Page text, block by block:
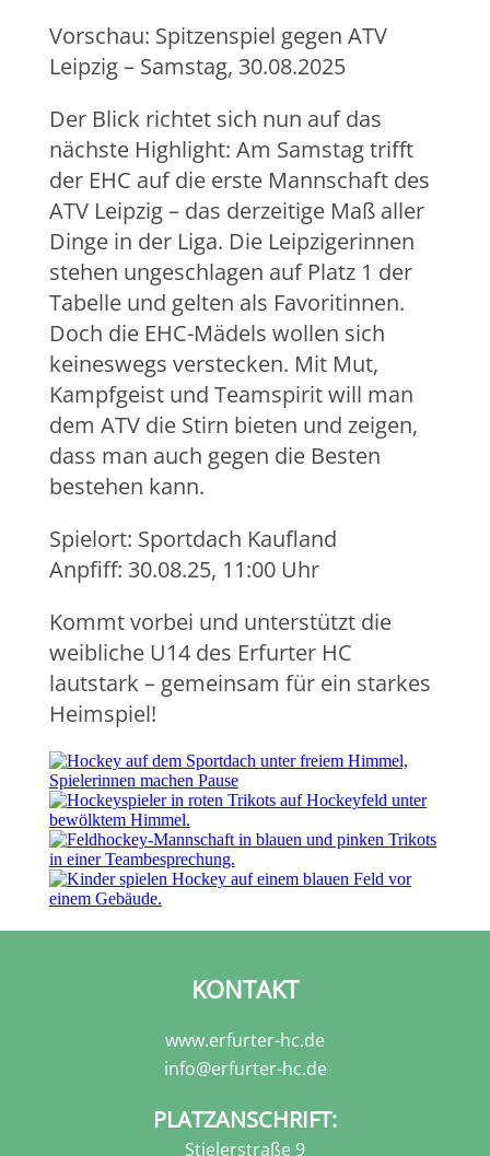
Vorschau: Spitzenspiel gegen ATV
Leipzig – Samstag, 30.08.2025
Der Blick richtet sich nun auf das
nächste Highlight: Am Samstag trifft
der EHC auf die erste Mannschaft des
ATV Leipzig – das derzeitige Maß aller
Dinge in der Liga. Die Leipzigerinnen
stehen ungeschlagen auf Platz 1 der
Tabelle und gelten als Favoritinnen.
Doch die EHC-Mädels wollen sich
keineswegs verstecken. Mit Mut,
Kampfgeist und Teamspirit will man
dem ATV die Stirn bieten und zeigen,
dass man auch gegen die Besten
bestehen kann.
Spielort: Sportdach Kaufland
Anpfiff: 30.08.25, 11:00 Uhr
Kommt vorbei und unterstützt die
weibliche U14 des Erfurter HC
lautstark – gemeinsam für ein starkes
Heimspiel!
PLATZANSCHRIFT:
Stielerstraße 9
KONTAKT
www.erfurter-hc.de
info@erfurter-hc.de